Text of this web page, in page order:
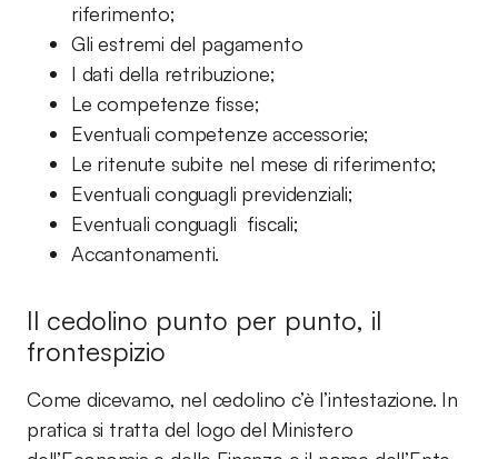
riferimento;
Gli estremi del pagamento
I dati della retribuzione;
Le competenze fisse;
Eventuali competenze accessorie;
Le ritenute subite nel mese di riferimento;
Eventuali conguagli previdenziali;
Eventuali conguagli fiscali;
Accantonamenti.
Il cedolino punto per punto, il
frontespizio
Come dicevamo, nel cedolino c’è l’intestazione. In
pratica si tratta del logo del Ministero